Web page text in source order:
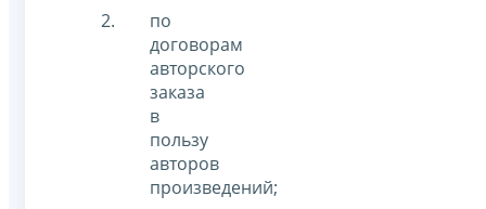
по
договорам
авторского
заказа
в
пользу
авторов
произведений;